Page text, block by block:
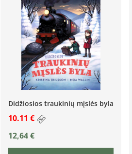
Didžiosios traukinių mįslės byla
10.11 €
12,64€